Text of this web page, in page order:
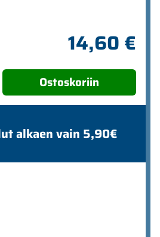
14,60 €
Ostoskoriin
alkaen vain 5,90€